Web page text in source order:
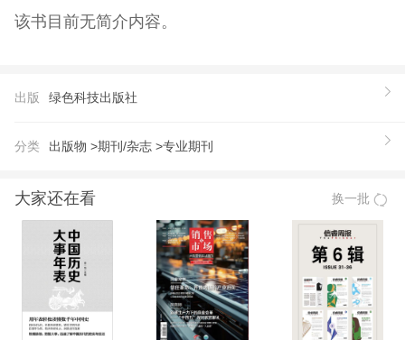
该书目前无简介内容。
出版 绿色科技出版社
分类 出版物 >期刊/杂志 >专业期刊
大家还在看 换一批